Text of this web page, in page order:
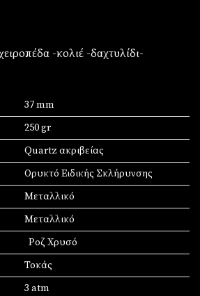
-κολιέ -δαχτυλίδι-
37 mm
250 gr
Quartz ακριβείας
Ορυκτό Ειδικής Σκλήρυνσης
Mεταλλικό
Μεταλλικό
Ροζ Χρυσό
Τοκάς
3 atm